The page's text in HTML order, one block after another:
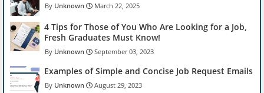
Unknown March 22, 2025
4 Tips for Those of You Who Are Looking for a Job,
Fresh Graduates Must Know!
Unknown September 03, 2023
Examples of Simple and Concise Job Request Emails
Unknown August 29, 2023